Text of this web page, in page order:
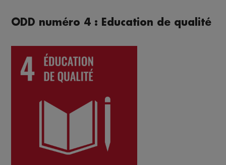
ODD numéro 4 : Education de qualité